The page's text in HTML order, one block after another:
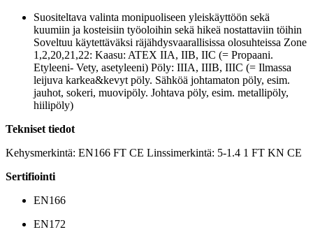
Suositeltava valinta monipuoliseen yleiskäyttöön sekä
kuumiin ja kosteisiin työoloihin sekä hikeä nostattaviin töihin
Soveltuu käytettäväksi räjähdysvaarallisissa olosuhteissa Zone
1,2,20,21,22: Kaasu: ATEX IIA, IIB, IIC (= Propaani.
Etyleeni- Vety, asetyleeni) Pöly: IIIA, IIIB, IIIC (= Ilmassa
leijuva karkea&kevyt pöly. Sähköä johtamaton pöly, esim.
jauhot, sokeri, muovipöly. Johtava pöly, esim. metallipöly,
hiilipöly)
Tekniset tiedot
Kehysmerkintä: EN166 FT CE Linssimerkintä: 5-1.4 1 FT KN CE
Sertifiointi
EN166
EN172